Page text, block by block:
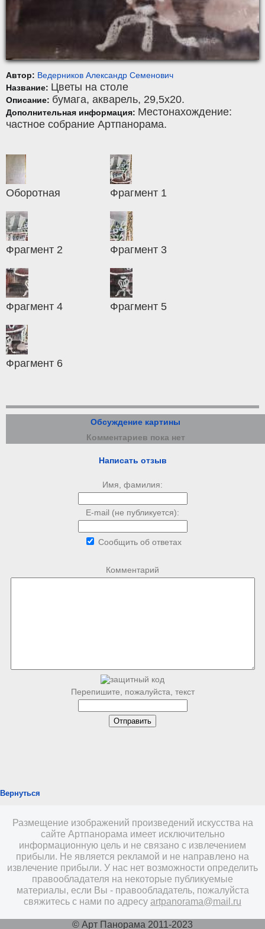
Автор: Ведерников Александр Семенович
Название: Цветы на столе
Описание: бумага, акварель, 29,5x20.
Дополнительная информация: Местонахождение:
частное собрание Артпанорама.
Оборотная Фрагмент 1
Фрагмент 2 Фрагмент 3
Фрагмент 4 Фрагмент 5
Фрагмент 6
Обсуждение картины
Комментариев пока нет
Написать отзыв
Имя, фамилия:
E-mail (не публикуется):
Сообщить об ответах
Комментарий
Перепишите, пожалуйста, текст
Вернуться
Размещение изображений произведений искусства на
сайте Артпанорама имеет исключительно
информационную цель и не связано с извлечением
прибыли. Не является рекламой и не направлено на
извлечение прибыли. У нас нет возможности определить
правообладателя на некоторые публикуемые
материалы, если Вы - правообладатель, пожалуйста
свяжитесь с нами по адресу artpanorama@mail.ru
© Арт Панорама 2011-2023